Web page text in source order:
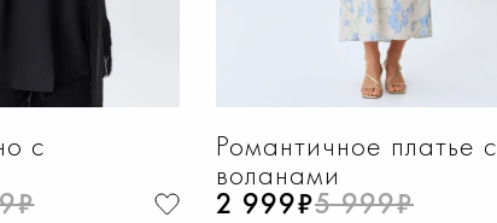
с Романтичное платье с
воланами
2 999₽5 999₽